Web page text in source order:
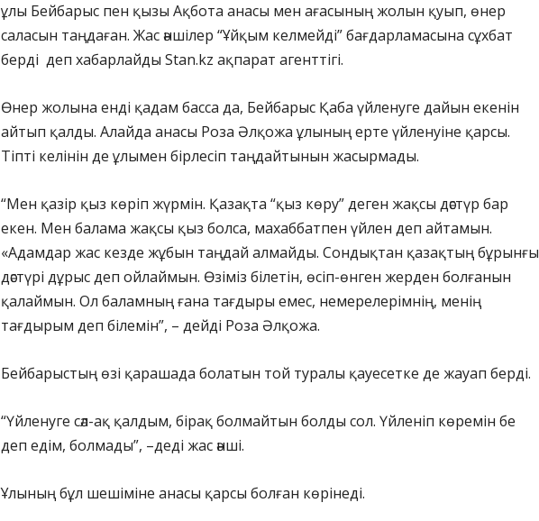
ұлы Бейбарыс пен қызы Ақбота анасы мен ағасының жолын қуып, өнер
саласын таңдаған. Жас әншілер “Ұйқым келмейді” бағдарламасына сұхбат
берді деп хабарлайды Stan.kz ақпарат агенттігі.
Өнер жолына енді қадам басса да, Бейбарыс Қаба үйленуге дайын екенін
айтып қалды. Алайда анасы Роза Әлқожа ұлының ерте үйленуіне қарсы.
Тіпті келінін де ұлымен бірлесіп таңдайтынын жасырмады.
“Мен қазір қыз көріп жүрмін. Қазақта “қыз көру” деген жақсы дәстүр бар
екен. Мен балама жақсы қыз болса, махаббатпен үйлен деп айтамын.
«Адамдар жас кезде жұбын таңдай алмайды. Сондықтан қазақтың бұрынғы
дәстүрі дұрыс деп ойлаймын. Өзіміз білетін, өсіп-өнген жерден болғанын
қалаймын. Ол баламның ғана тағдыры емес, немерелерімнің, менің
тағдырым деп білемін”, – дейді Роза Әлқожа.
Бейбарыстың өзі қарашада болатын той туралы қауесетке де жауап берді.
“Үйленуге сәл-ақ қалдым, бірақ болмайтын болды сол. Үйленіп көремін бе
деп едім, болмады”, –деді жас әнші.
Ұлының бұл шешіміне анасы қарсы болған көрінеді.